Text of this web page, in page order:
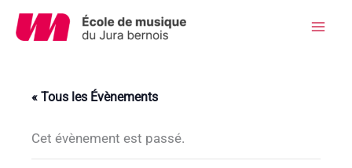
Aller
« Tous les Évènements
Cet évènement est passé.